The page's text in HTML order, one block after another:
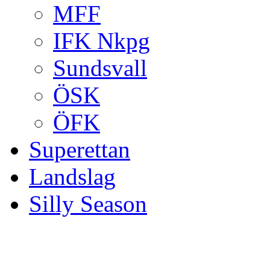
MFF
IFK Nkpg
Sundsvall
ÖSK
ÖFK
Superettan
Landslag
Silly Season